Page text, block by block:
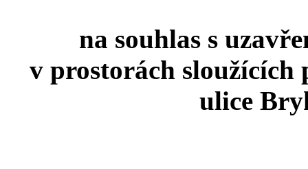
na souhlas s
v prostorách sloužících
ulice